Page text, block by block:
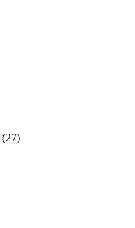
(27)